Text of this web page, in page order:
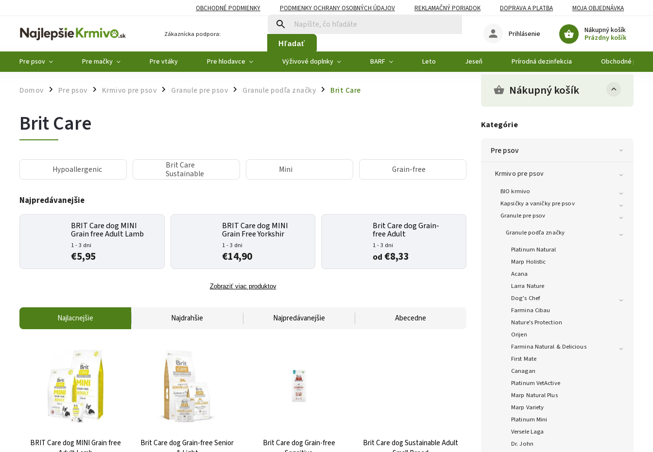
OBCHODNÉ PODMIENKY PODMIENKY OCHRANY OSOBNÝCH ÚDAJOV REKLAMAČNÝ PORIADOK DOPRAVA A PLATBA MOJA OBJEDNÁVKA
Zákaznícka podpora:
Hľadať
Nákupný košík
Prázdny košík
Prihlásenie
Pre psov Pre mačky Pre vtáky Pre hlodavce Výživové doplnky BARF Leto Jeseň Prírodná dezinfekcia Obchodné
Domov / Pre psov / Krmivo pre psov / Granule pre psov / Granule podľa značky / Brit Care Nákupný košík
Kategórie
Pre psov
Krmivo pre psov
BIO krmivo
Kapsičky a vaničky pre psov
Granule pre psov
Granule podľa značky
Platinum Natural
Marp Holistic
Acana
Larra Nature
Dog’s Chef
Farmina Cibau
Nature's Protection
Orijen
Farmina Natural & Delicious
First Mate
Canagan
Platinum VetActive
Marp Natural Plus
Marp Variety
Platinum Mini
Versele Laga
Dr. John
Brit Care
Hypoallergenic
Brit Care
Sustainable
Mini Grain-free
Najpredávanejšie
BRIT Care dog MINI
Grain free Adult Lamb
1 - 3 dni
€5,95
BRIT Care dog MINI
Grain Free Yorkshir
1 - 3 dni
€14,90
Brit Care dog Grain-
free Adult
1 - 3 dni
od €8,33
Zobraziť viac produktov
Najlacnejšie Najdrahšie Najpredávanejšie Abecedne
BRIT Care dog MINI Grain free
Brit Care dog Grain-free Senior
Brit Care dog Grain-free
Brit Care dog Sustainable Adult